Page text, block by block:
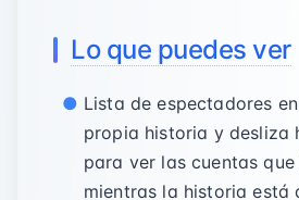
Lo que puedes ver
Lista de espectadores
propia historia y desliza
para ver las cuentas
mientras la historia está